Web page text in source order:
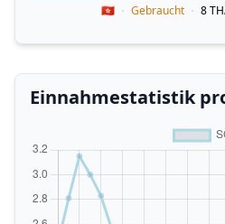
Vendor Country
🇭🇰 Gebraucht 8
Einnahmestatistik